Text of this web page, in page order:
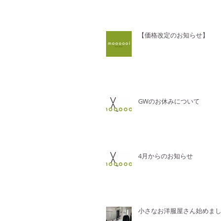
【価格改定のお知らせ】
GWのお休みについて
4月からのお知らせ
小さなお洋服屋さん始めま